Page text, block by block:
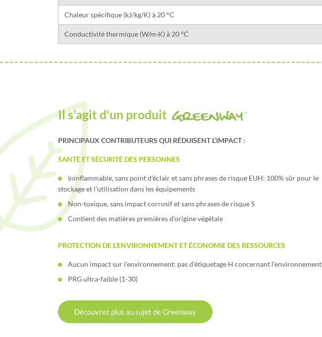
Chaleur spécifique (kJ/kg/K) à 20 °C
Conductivité thermique (W/m·K) à 20 °C
Il s'agit d'un produit
PRINCIPAUX CONTRIBUTEURS QUI RÉDUISENT L’IMPACT :
SANTÉ ET SÉCURITÉ DES PERSONNES
Ininflammable, sans point d’éclair et sans phrases de risque EUH: 100% sûr pour le
stockage et l’utilisation dans les équipements
Non-toxique, sans impact corrosif et sans phrases de risque S
Contient des matières premières d’origine végétale
PROTECTION DE L’ENVIRONNEMENT ET ÉCONOMIE DES RESSOURCES
Aucun impact sur l’environnement: pas d’étiquetage H concernant l’environnement
PRG ultra-faible (1-30)
Découvrez plus au sujet de Greenway